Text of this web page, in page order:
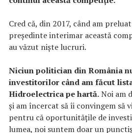
Cred că, din 2017, când am
președinte interimar această
au văzut niște lucruri.
Niciun politician din România
investitorilor când am făcut
Hidroelectrica pe hartă.Noi am
și am încercat să îi convingem să
pentru că oportunitățile de
lumea, noi suntem doar un